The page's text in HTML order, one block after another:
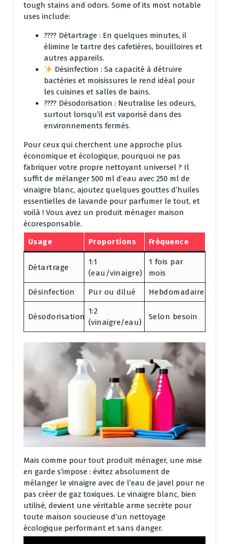
tough stains and odors. Some of its most notable
uses include:
???? Détartrage : En quelques minutes, il
élimine le tartre des cafetières, bouilloires et
autres appareils.
Désinfection : Sa capacité à détruire
bactéries et moisissures le rend idéal pour
les cuisines et salles de bains.
???? Désodorisation : Neutralise les odeurs,
surtout lorsqu’il est vaporisé dans des
environnements fermés.
Pour ceux qui cherchent une approche plus
économique et écologique, pourquoi ne pas
fabriquer votre propre nettoyant universel ? Il
suffit de mélanger 500 ml d’eau avec 250 ml de
vinaigre blanc, ajoutez quelques gouttes d’huiles
essentielles de lavande pour parfumer le tout, et
voilà ! Vous avez un produit ménager maison
écoresponsable.
Usage
Proportions Fréquence
Détartrage
1:1
(eau/vinaigre)
1 fois par
mois
Désinfection Pur ou dilué Hebdomadaire
Désodorisation
1:2
(vinaigre/eau)
Selon besoin
Mais comme pour tout produit ménager, une mise
en garde s’impose : évitez absolument de
mélanger le vinaigre avec de l’eau de javel pour ne
pas créer de gaz toxiques. Le vinaigre blanc, bien
utilisé, devient une véritable arme secrète pour
toute maison soucieuse d’un nettoyage
écologique performant et sans danger.